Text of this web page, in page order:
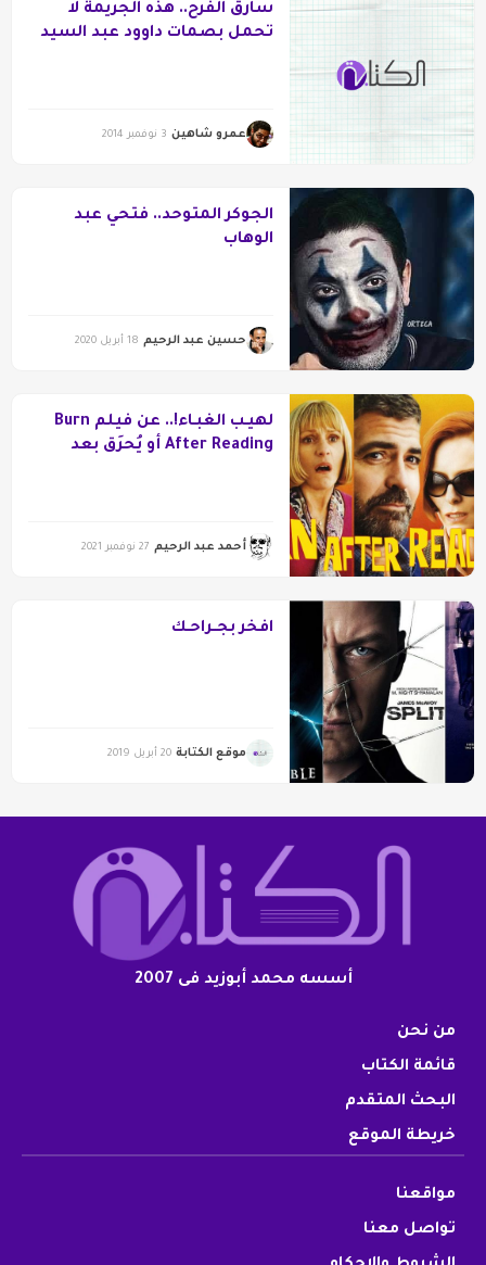
سارق الفرح.. هذه الجريمة لا
تحمل بصمات داوود عبد السيد
عمرو شاهين 3 نوفمبر 2014
الجوكر المتوحد.. فتحي عبد
الوهاب
حسين عبد الرحيم 18 أبريل 2020
لهيـب الغبـاء!.. عن فيلم Burn
After Reading أو يُحرَق بعد
أحمد عبد الرحيم 27 نوفمبر 2021
افخر بجــراحـك
موقع الكتابة 20 أبريل 2019
أسسه محمد أبوزيد فى 2007
من نحن
قائمة الكتاب
البحث المتقدم
خريطة الموقع
مواقعنا
تواصل معنا